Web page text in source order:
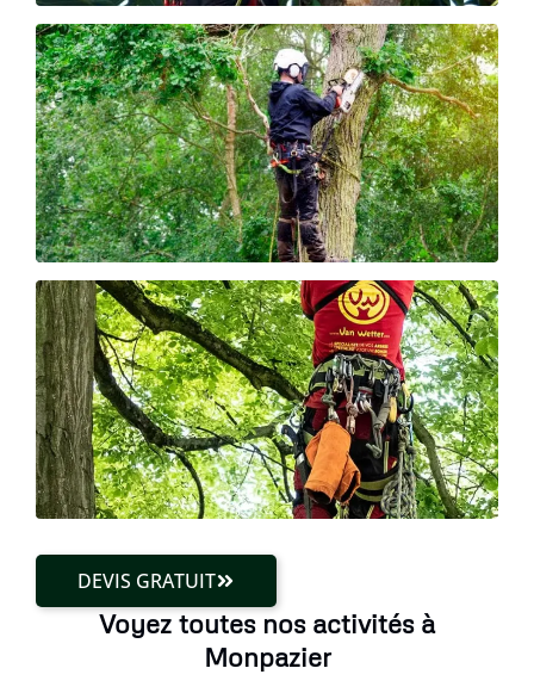
DEVIS GRATUIT
Voyez toutes nos activités à
Monpazier